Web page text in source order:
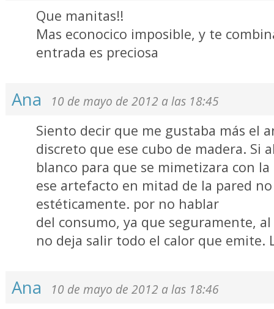
Que manitas!!
Mas econocico imposible, y te
entrada es preciosa
Ana 10 de mayo de 2012 a las 18:45
Siento decir que me gustaba más el
discreto que ese cubo de madera. Si
blanco para que se mimetizara con
ese artefacto en mitad de la pared
estéticamente. por no hablar
del consumo, ya que seguramente,
no deja salir todo el calor que emite.
Ana 10 de mayo de 2012 a las 18:46